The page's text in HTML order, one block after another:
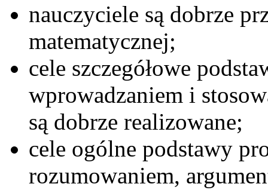
nauczyciele są dobrze
matematycznej;
cele szczegółowe
wprowadzaniem i
są dobrze realizowane;
cele ogólne podstawy
rozumowaniem,